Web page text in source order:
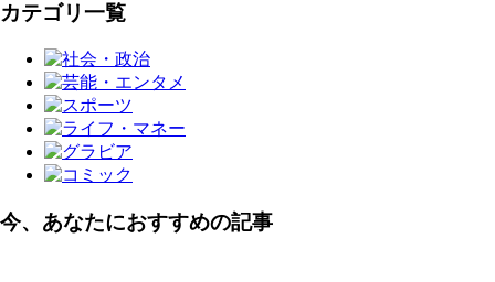
カテゴリ一覧
今、あなたにおすすめの記事